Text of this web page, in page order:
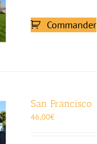
Commander
San Francisco
46,00€